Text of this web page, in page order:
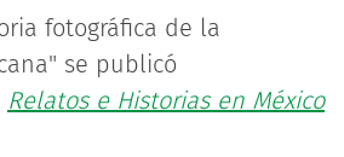
fotográfica de la
se publicó
Relatos e Historias en México